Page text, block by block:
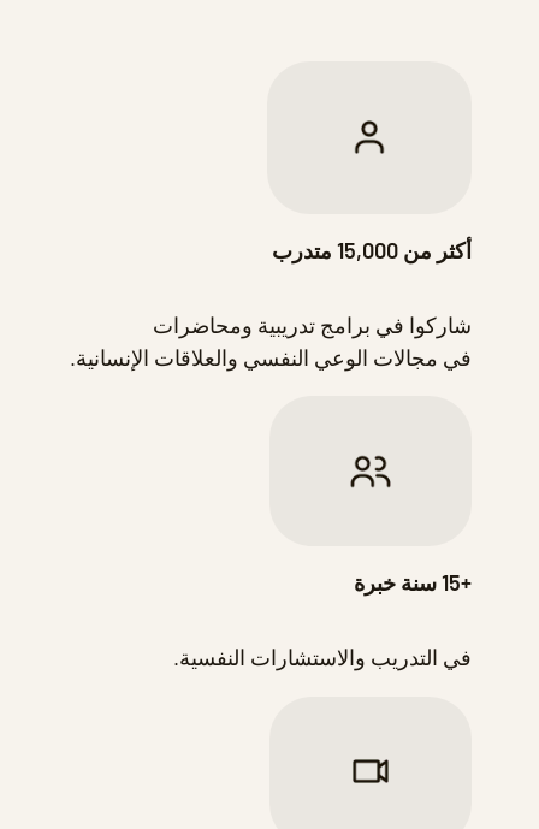
أكثر من 15,000 متدرب
شاركوا في برامج تدريبية ومحاضرات
في مجالات الوعي النفسي والعلاقات الإنسانية.
+15 سنة خبرة
في التدريب والاستشارات النفسية.